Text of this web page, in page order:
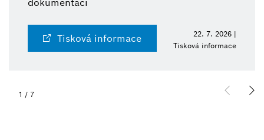
Tisková informace
22. 7. 2026 |
Tisková informace
1 / 7